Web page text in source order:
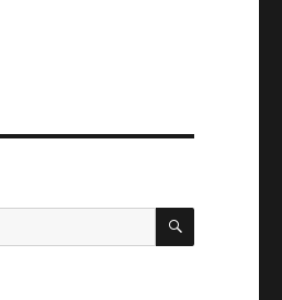
SEARCH